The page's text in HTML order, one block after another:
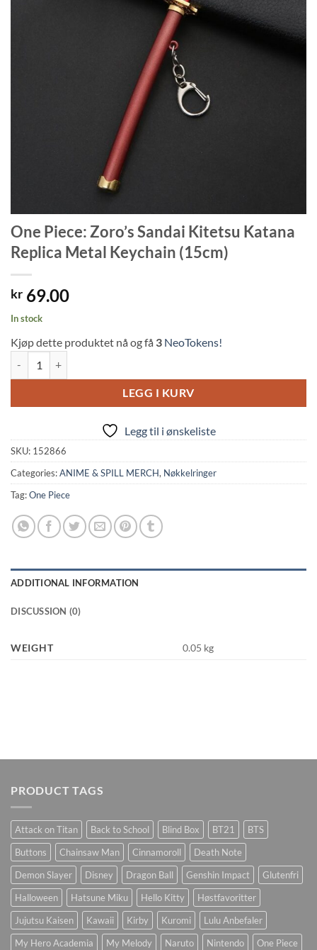
One Piece: Zoro’s Sandai Kitetsu Katana
Replica Metal Keychain (15cm)
kr 69.00
In stock
Kjøp dette produktet nå og få 3 NeoTokens!
LEGG I KURV
Legg til i ønskeliste
SKU: 152866
Categories:ANIME & SPILL MERCH, Nøkkelringer
Tag:One Piece
ADDITIONAL INFORMATION
DISCUSSION (0)
WEIGHT 0.05 kg
PRODUCT TAGS
Attack on Titan Back to School Blind Box BT21
BTS
Buttons
Chainsaw Man Cinnamoroll
Death Note
Demon Slayer
Disney Dragon Ball Genshin Impact
Glutenfri
Halloween
Hatsune Miku Hello Kitty
Høstfavoritter
Jujutsu Kaisen
Kawaii Kirby Kuromi
Lulu Anbefaler
My Hero Academia
My Melody Naruto Nintendo
One Piece